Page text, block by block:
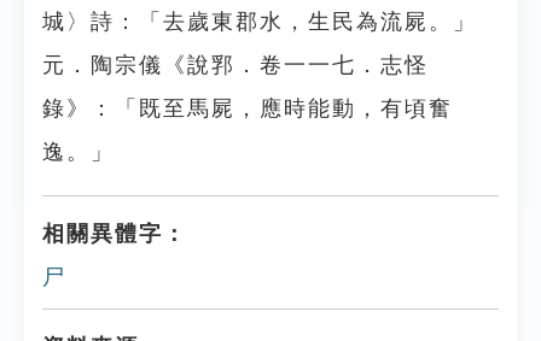
城〉詩：「去歲東郡水，生民為流屍。」
元．陶宗儀《說郛．卷一一七．志怪
錄》：「既至馬屍，應時能動，有頃奮
逸。」
相關異體字：
尸